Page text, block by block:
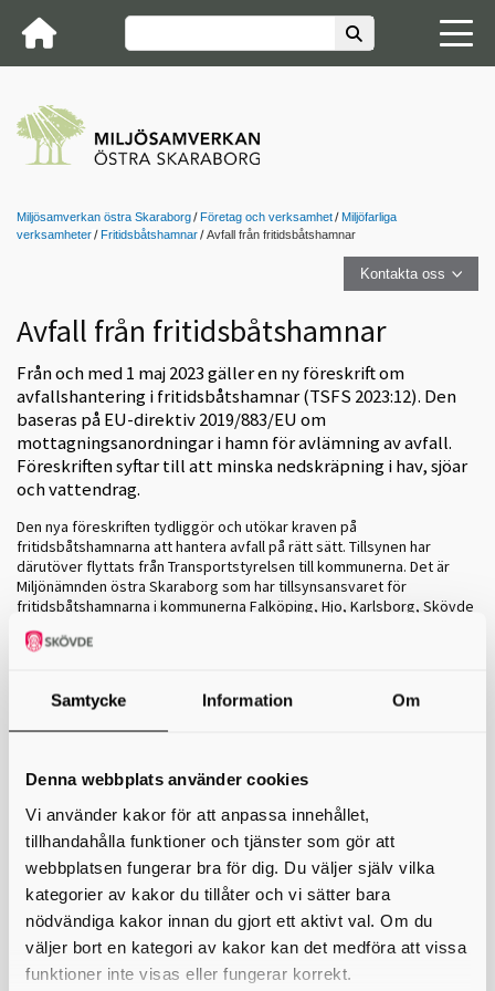
Samtycke Information Om
Denna webbplats använder cookies
Vi använder kakor för att anpassa innehållet,
tillhandahålla funktioner och tjänster som gör att
webbplatsen fungerar bra för dig. Du väljer själv vilka
kategorier av kakor du tillåter och vi sätter bara
nödvändiga kakor innan du gjort ett aktivt val. Om du
väljer bort en kategori av kakor kan det medföra att vissa
funktioner inte visas eller fungerar korrekt.
Miljösamverkan östra Skaraborg Företag och verksamhet
Miljöfarliga
verksamheter
Fritidsbåtshamnar Avfall från fritidsbåtshamnar
Kontakta oss
Avfall från fritidsbåtshamnar
Från och med 1 maj 2023 gäller en ny föreskrift om
avfallshantering i fritidsbåtshamnar (TSFS 2023:12). Den
baseras på EU-direktiv 2019/883/EU om
mottagningsanordningar i hamn för avlämning av avfall.
Föreskriften syftar till att minska nedskräpning i hav, sjöar
och vattendrag.
Den nya föreskriften tydliggör och utökar kraven på
fritidsbåtshamnarna att hantera avfall på rätt sätt. Tillsynen har
därutöver flyttats från Transportstyrelsen till kommunerna. Det är
Miljönämnden östra Skaraborg som har tillsynsansvaret för
fritidsbåtshamnarna i kommunerna Falköping, Hjo, Karlsborg, Skövde
Föreskriften ställer krav på hamnarna att de har
och hantering av avfall ska skickas in till kommunen (Miljsösamverkan
östra Skaraborg) för godkännande. Tidigare har det bara funnits krav
på att hamnen har en upprättad plan.
Har hamnen ingen plan för avfallshantering eller tillräckliga
mottagningsanordningar kan kommunen (Miljösamverkan östra
Skaraborg) utfärda sanktionsavgift (från och med januari 2024).
Kravet omfattar de fritidsbåtshamnar som har utrymme för fler än 25
fritidsbåtar. Allt som ska ingå i avfallshanteringsplanen framgår av 5